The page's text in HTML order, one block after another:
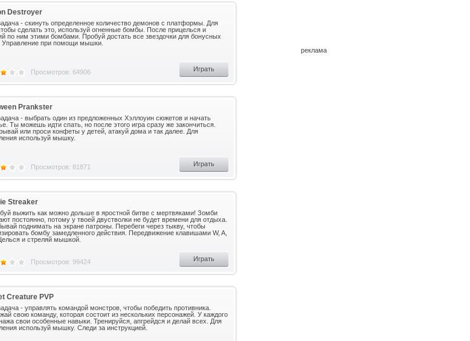
Destroyer
- скинуть определенное количество демонов с платформы. Для
сделать это, используй огненные бомбы. После прицелься и
по ним этими бомбами. Пробуй достать все звездочки для бонусных
Управление при помощи мышки.
Просмотров: 64906 Играть
Prankster
- выбрать один из предложенных Хэллоуин сюжетов и начать
Ты можешь идти спать, но после этого игра сразу же закончиться.
или проси конфеты у детей, атакуй дома и так далее. Для
используй мышку.
Просмотров: 81871 Играть
Streaker
выжить как можно дольше в яростной битве с мертвяками! Зомби
постоянно, потому у твоей двустволки не будет времени для отдыха.
поднимать на экране патроны. Перебеги через тыкву, чтобы
бомбу замедленного действия. Передвижение клавишами W, A,
и стреляй мышкой.
Просмотров: 99424 Играть
Creature PVP
- управлять командой монстров, чтобы победить противника.
свою команду, которая состоит из нескольких персонажей. У каждого
свои особенные навыки. Тренируйся, апгрейдся и делай всех. Для
используй мышку. Следи за инструкцией.
реклама